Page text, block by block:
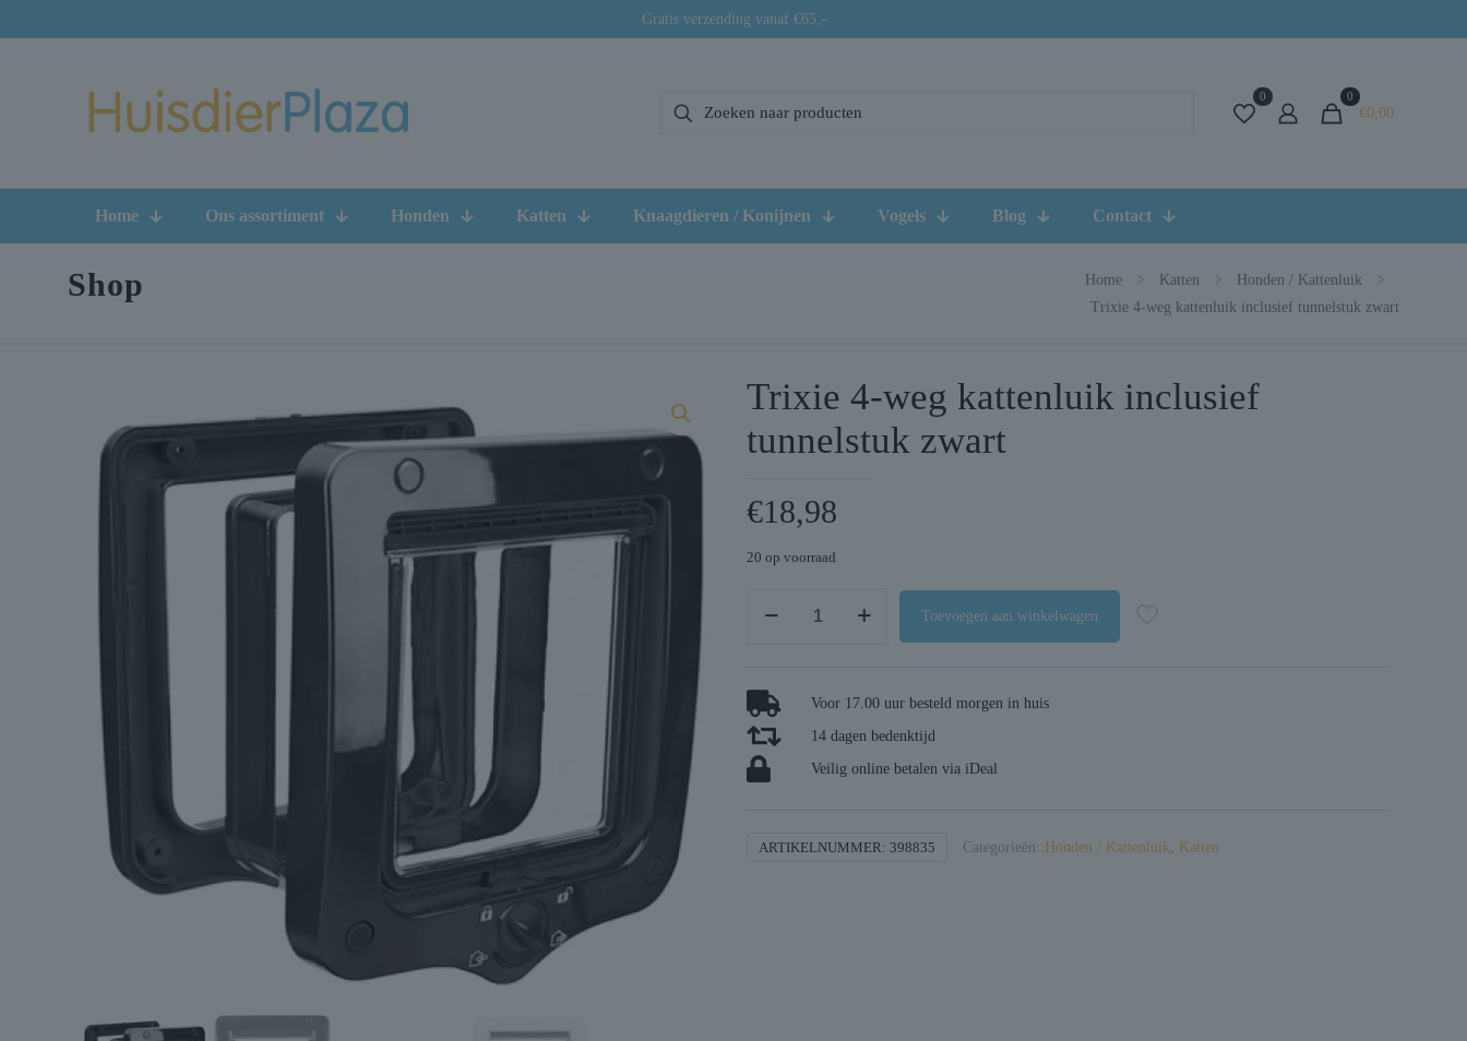
Gratis verzending vanaf €65,-
0 0
€0,00
Home Ons assortiment Honden Katten Knaagdieren / Konijnen Vogels Blog Contact
Shop Home Katten
Honden / Kattenluik
Trixie 4-weg kattenluik inclusief tunnelstuk zwart
Trixie 4-weg kattenluik inclusief
tunnelstuk zwart
€18,98
20 op voorraad
inclusief
tunnelstuk
zwart
Toevoegen aan winkelwagen
Voor 17.00 uur besteld morgen in huis
14 dagen bedenktijd
Veilig online betalen via iDeal
ARTIKELNUMMER: 398835 Categorieën: Honden / Kattenluik Katten